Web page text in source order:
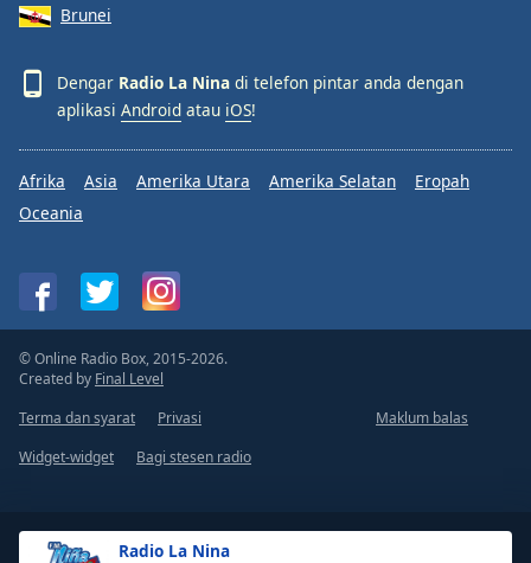
Radio La Nina
Brunei
Dengar Radio La Nina di telefon pintar anda dengan
aplikasi Android atau iOS!
Afrika Asia Amerika Utara Amerika Selatan
Eropah
Oceania
© Online Radio Box, 2015-2026.
Created by Final Level
Terma dan syarat
Privasi
Maklum balas
Widget-widget
Bagi stesen radio